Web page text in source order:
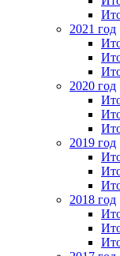
2021 год
2020 год
2019 год
2018 год